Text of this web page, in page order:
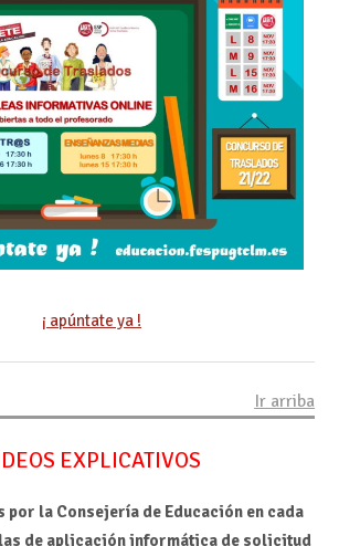
¡ apúntate ya !
Ir arriba
EXPLICATIVOS
la Consejería de Educación en cada
de aplicación informática de solicitud